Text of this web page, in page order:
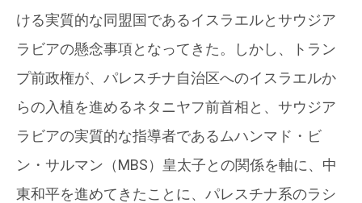
ける実質的な同盟国であるイスラエルとサウジア
ラビアの懸念事項となってきた。しかし、トラン
プ前政権が、パレスチナ自治区へのイスラエルか
らの入植を進めるネタニヤフ前首相と、サウジア
ラビアの実質的な指導者であるムハンマド・ビ
ン・サルマン（MBS）皇太子との関係を軸に、中
東和平を進めてきたことに、パレスチナ系のラシ